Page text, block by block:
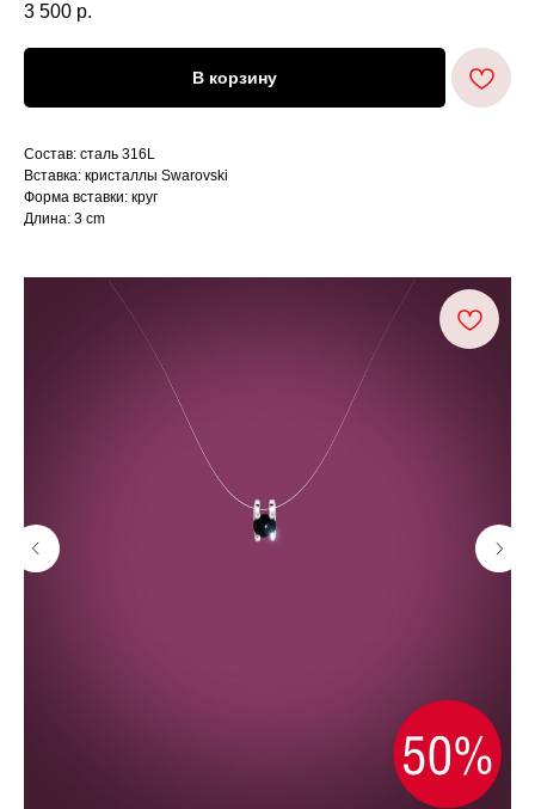
3 500 р.
В корзину
Состав: сталь 316L
Вставка: кристаллы Swarovski
Форма вставки: круг
Длина: 3 cm